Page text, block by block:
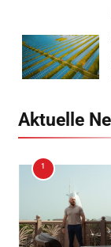
Aktuelle
1